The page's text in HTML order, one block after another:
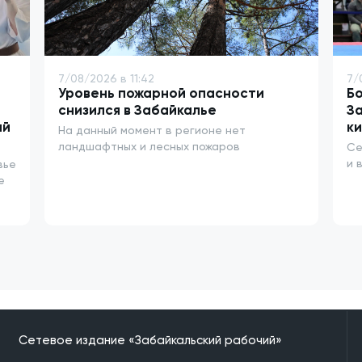
7/08/2026 в 11:42
Уровень пожарной опасности
снизился в Забайкалье
На данный момент в регионе нет
ландшафтных и лесных пожаров
7/
и
Сетевое издание «Забайкальский рабочий»